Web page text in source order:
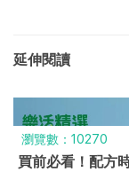
延伸閱讀
瀏覽數：10926
2026牛樟芝推薦